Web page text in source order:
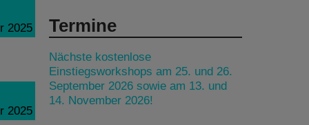
2025
2025
Termine
Nächste kostenlose
Einstiegsworkshops am 25. und 26.
September 2026 sowie am 13. und
14. November 2026!